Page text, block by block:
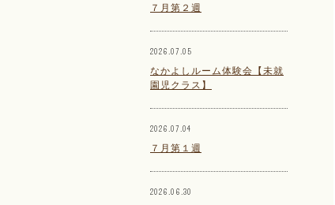
７月第２週
2026.07.05
なかよしルーム体験会【未就
園児クラス】
2026.07.04
７月第１週
2026.06.30